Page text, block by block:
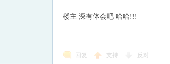
楼主 深有体会吧 哈哈!!!
回复 支持 反对